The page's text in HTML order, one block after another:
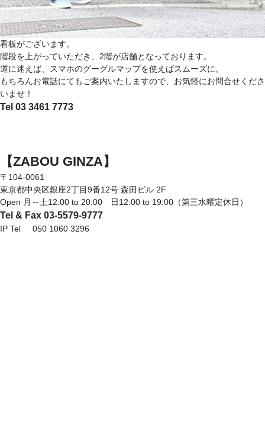
看板がございます。
階段を上がっていただき、2階が店舗となっております。
道に迷えば、スマホのグーグルマップを使えばスムーズに。
もちろんお電話にてもご案内いたしますので、お気軽にお問合せくださ
いませ！
Tel 03 3461 7773
【ZABOU GINZA】
〒104-0061
東京都中央区銀座2丁目9番12号 森田ビル 2F
Open 月～土12:00 to 20:00 日12:00 to 19:00（第三水曜定休日）
Tel & Fax 03-5579-9777
IP Tel 050 1060 3296